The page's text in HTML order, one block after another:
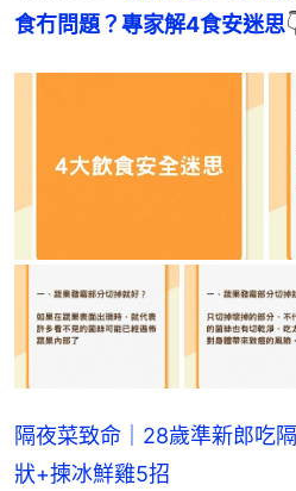
食冇問題？專家解4食安迷思
隔夜菜致命｜28歲準新郎吃
狀+揀冰鮮雞5招